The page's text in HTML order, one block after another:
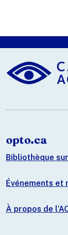
opto.ca
Bibliothèque
Événements
À propos de